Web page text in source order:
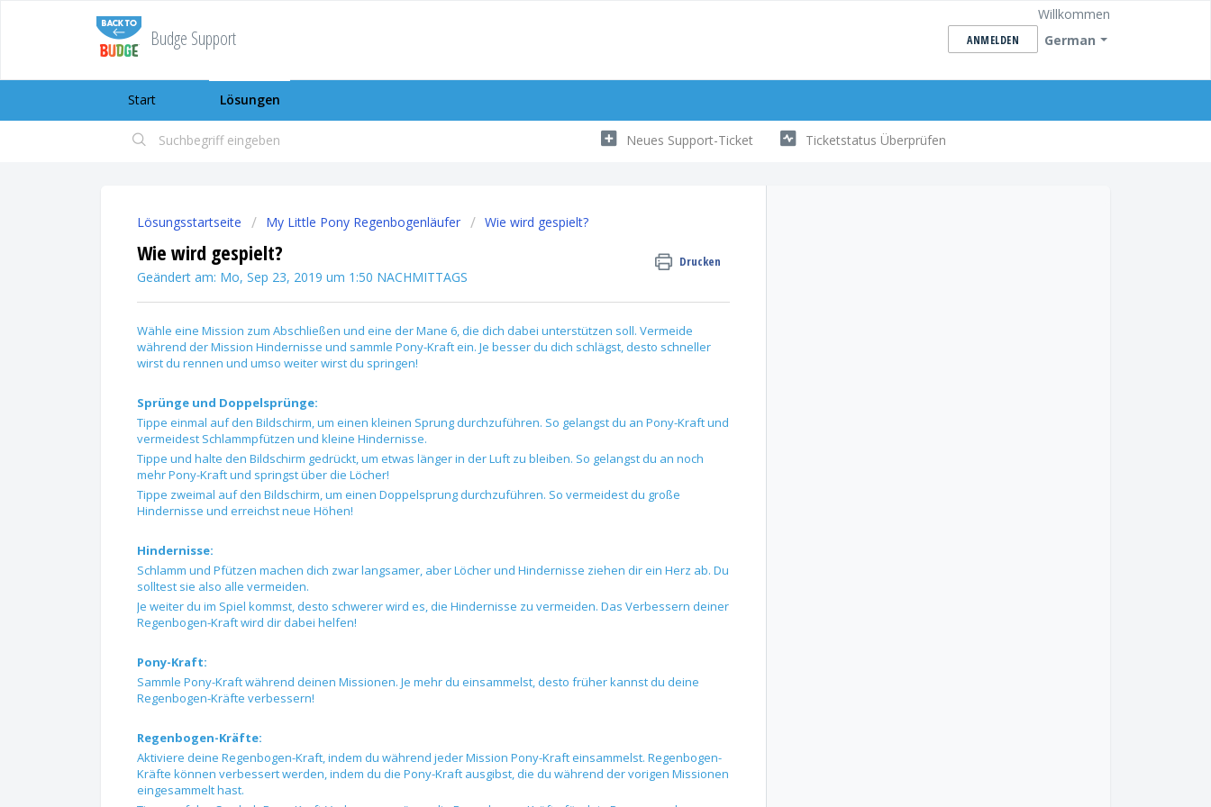
Budge Support German
Willkommen
ANMELDEN
Start Lösungen
Neues Support-Ticket Ticketstatus Überprüfen
Lösungsstartseite My Little Pony Regenbogenläufer Wie wird gespielt?
Wie wird gespielt? Drucken
Geändert am: Mo, Sep 23, 2019 um 1:50 NACHMITTAGS
Wähle eine Mission zum Abschließen und eine der Mane 6, die dich dabei unterstützen soll. Vermeide
während der Mission Hindernisse und sammle Pony-Kraft ein. Je besser du dich schlägst, desto schneller
wirst du rennen und umso weiter wirst du springen!
Sprünge und Doppelsprünge:
Tippe einmal auf den Bildschirm, um einen kleinen Sprung durchzuführen. So gelangst du an Pony-Kraft und
vermeidest Schlammpfützen und kleine Hindernisse.
Tippe und halte den Bildschirm gedrückt, um etwas länger in der Luft zu bleiben. So gelangst du an noch
mehr Pony-Kraft und springst über die Löcher!
Tippe zweimal auf den Bildschirm, um einen Doppelsprung durchzuführen. So vermeidest du große
Hindernisse und erreichst neue Höhen!
Hindernisse:
Schlamm und Pfützen machen dich zwar langsamer, aber Löcher und Hindernisse ziehen dir ein Herz ab. Du
solltest sie also alle vermeiden.
Je weiter du im Spiel kommst, desto schwerer wird es, die Hindernisse zu vermeiden. Das Verbessern deiner
Regenbogen-Kraft wird dir dabei helfen!
Pony-Kraft:
Sammle Pony-Kraft während deinen Missionen. Je mehr du einsammelst, desto früher kannst du deine
Regenbogen-Kräfte verbessern!
Regenbogen-Kräfte:
Aktiviere deine Regenbogen-Kraft, indem du während jeder Mission Pony-Kraft einsammelst. Regenbogen-
Kräfte können verbessert werden, indem du die Pony-Kraft ausgibst, die du während der vorigen Missionen
eingesammelt hast.